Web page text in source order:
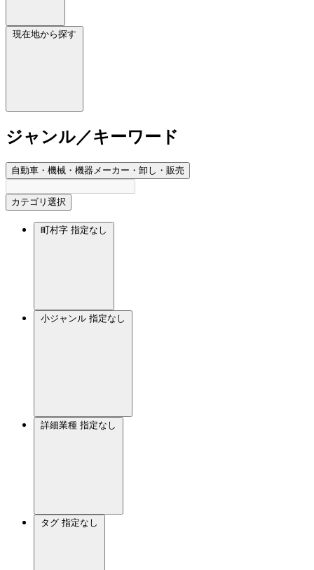
現在地から探す
ジャンル／キーワード
自動車・機械・機器メーカー・卸し・販売
カテゴリ選択
町村字 指定なし
小ジャンル 指定なし
詳細業種 指定なし
タグ 指定なし